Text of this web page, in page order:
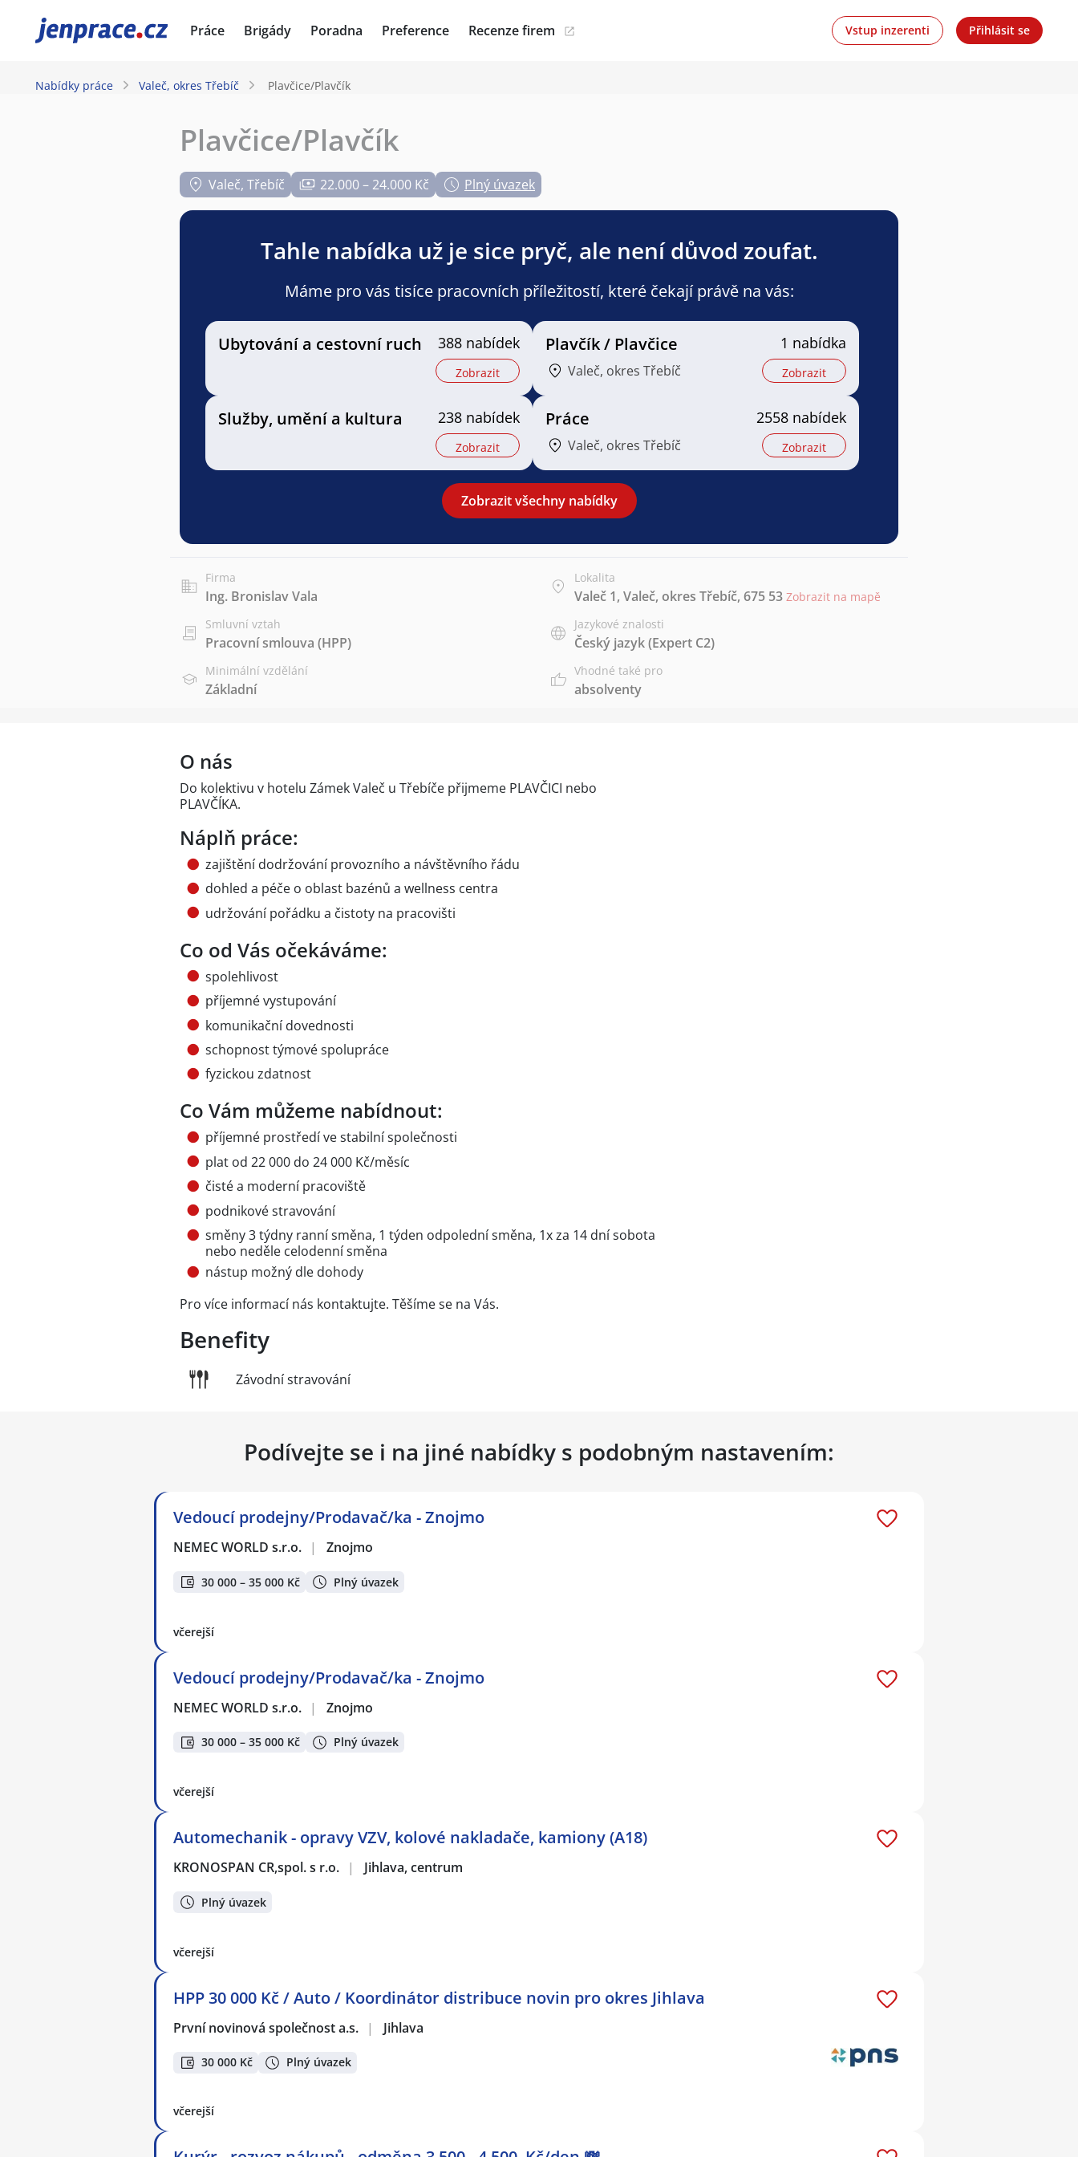
JenPráce.cz Práce Brigády Poradna Preference Recenze firem Vstup inzerenti Přihlásit se
Nabídky práce Valeč, okres Třebíč Plavčice/Plavčík
Plavčice/Plavčík
Valeč, Třebíč 22.000 – 24.000 Kč Plný úvazek
Tahle nabídka už je sice pryč, ale není důvod zoufat.
Máme pro vás tisíce pracovních příležitostí, které čekají právě na vás:
Ubytování a cestovní ruch 388 nabídek
Zobrazit
Plavčík / Plavčice
Valeč, okres Třebíč
1 nabídka
Zobrazit
Služby, umění a kultura 238 nabídek
Zobrazit
Práce
Valeč, okres Třebíč
2558 nabídek
Zobrazit
Zobrazit všechny nabídky
Firma
Ing. Bronislav Vala
Lokalita
Valeč 1, Valeč, okres Třebíč, 675 53 Zobrazit na mapě
Smluvní vztah
Pracovní smlouva (HPP)
Jazykové znalosti
Český jazyk(Expert C2)
Minimální vzdělání
Základní
Vhodné také pro
absolventy
O nás
Do kolektivu v hotelu Zámek Valeč u Třebíče přijmeme PLAVČICI nebo
PLAVČÍKA.
Náplň práce:
zajištění dodržování provozního a návštěvního řádu
dohled a péče o oblast bazénů a wellness centra
udržování pořádku a čistoty na pracovišti
Co od Vás očekáváme:
spolehlivost
příjemné vystupování
komunikační dovednosti
schopnost týmové spolupráce
fyzickou zdatnost
Co Vám můžeme nabídnout:
příjemné prostředí ve stabilní společnosti
plat od 22 000 do 24 000 Kč/měsíc
čisté a moderní pracoviště
podnikové stravování
směny 3 týdny ranní směna, 1 týden odpolední směna, 1x za 14 dní sobota
nebo neděle celodenní směna
nástup možný dle dohody
Pro více informací nás kontaktujte. Těšíme se na Vás.
Benefity
Závodní stravování
Podívejte se i na jiné nabídky s podobným nastavením:
Vedoucí prodejny/Prodavač/ka - Znojmo
NEMEC WORLD s.r.o. | Znojmo
30 000 – 35 000 Kč Plný úvazek
včerejší
Vedoucí prodejny/Prodavač/ka - Znojmo
NEMEC WORLD s.r.o. | Znojmo
30 000 – 35 000 Kč Plný úvazek
včerejší
Automechanik - opravy VZV, kolové nakladače, kamiony (A18)
KRONOSPAN CR,spol. s r.o. | Jihlava, centrum
Plný úvazek
včerejší
HPP 30 000 Kč / Auto / Koordinátor distribuce novin pro okres Jihlava
První novinová společnost a.s. | Jihlava
30 000 Kč Plný úvazek
včerejší